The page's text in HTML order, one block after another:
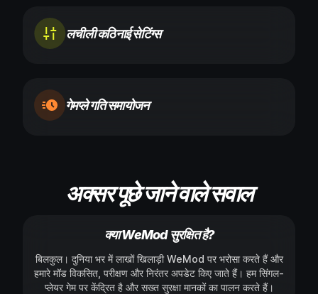
लचीली कठिनाई सेटिंग्स
गेमप्ले गति समायोजन
अक्सर पूछे जाने वाले सवाल
क्या WeMod सुरक्षित है?
बिलकुल। दुनिया भर में लाखों खिलाड़ी WeMod पर भरोसा करते हैं और
हमारे मॉड विकसित, परीक्षण और निरंतर अपडेट किए जाते हैं। हम सिंगल-
प्लेयर गेम पर केंद्रित है और सख्त सुरक्षा मानकों का पालन करते हैं।